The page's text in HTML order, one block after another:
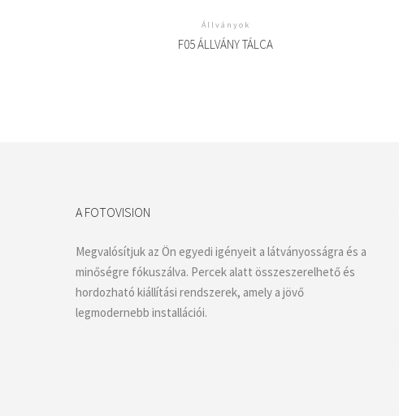
Állványok
F05 ÁLLVÁNY TÁLCA
A FOTOVISION
Megvalósítjuk az Ön egyedi igényeit a látványosságra és a
minőségre fókuszálva. Percek alatt összeszerelhető és
hordozható kiállítási rendszerek, amely a jövő
legmodernebb installációi.